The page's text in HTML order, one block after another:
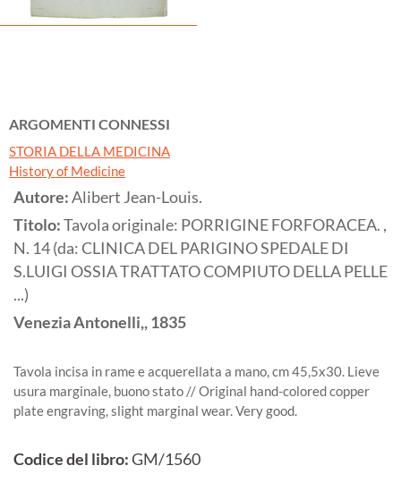
ARGOMENTI CONNESSI
STORIA DELLA MEDICINA
History of Medicine
Autore:Alibert Jean-Louis.
Titolo:Tavola originale: PORRIGINE FORFORACEA. ,
N. 14 (da: CLINICA DEL PARIGINO SPEDALE DI
S.LUIGI OSSIA TRATTATO COMPIUTO DELLA PELLE
...)
VeneziaAntonelli,,1835
Tavola incisa in rame e acquerellata a mano, cm 45,5x30. Lieve
usura marginale, buono stato // Original hand-colored copper
plate engraving, slight marginal wear. Very good.
Codice del libro:GM/1560